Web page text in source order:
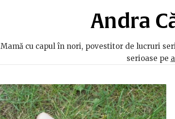
Andra
Mamă cu capul în nori, povestitor de lucruri
serioase pe